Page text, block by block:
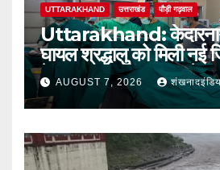
UTTARAKHAND उत्तराखंड पौड़ी गढ़वाल
Uttarakhand:
घायल श्रद्धालु को मिली नई
बेस अस्पताल में सफल ब्रेन
AUGUST 7, 2026